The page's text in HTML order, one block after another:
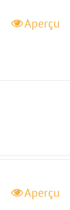
Aperçu
Aperçu